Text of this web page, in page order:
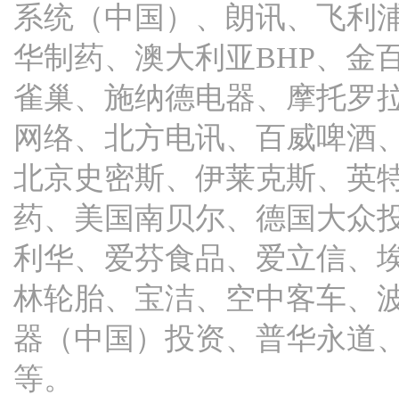
系统（中国）、朗讯、飞利
华制药、澳大利亚BHP、金
雀巢、施纳德电器、摩托罗
网络、北方电讯、百威啤酒
北京史密斯、伊莱克斯、英
药、美国南贝尔、德国大众
利华、爱芬食品、爱立信、
林轮胎、宝洁、空中客车、
器（中国）投资、普华永道
等。